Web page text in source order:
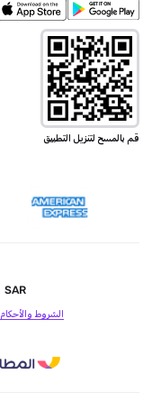
قم بالمسح لتنزيل التطبيق
SAR
الشروط والأحكام